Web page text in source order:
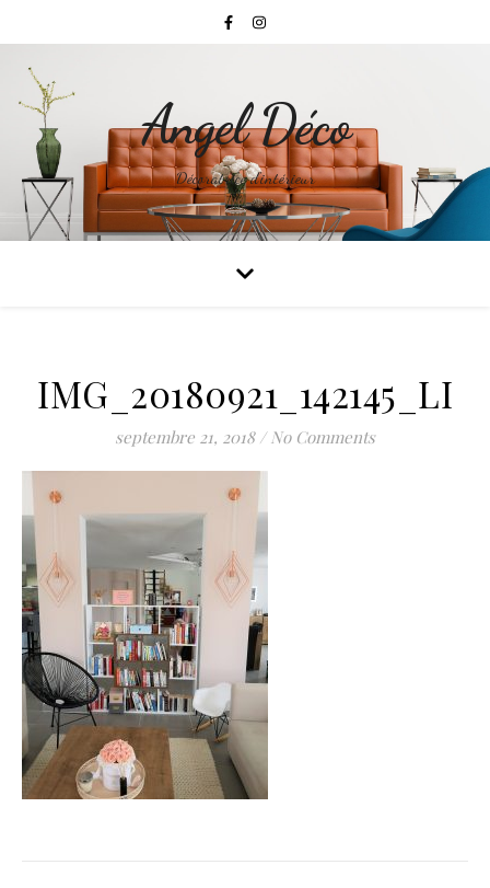
Angel Déco
Décoratrice d'intérieur
IMG_20180921_142145_LI
septembre 21, 2018 / No Comments